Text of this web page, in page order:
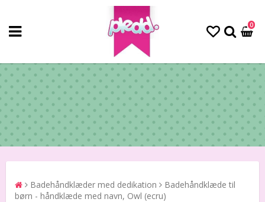
0
Badehåndklæder med dedikation
Badehåndklæde til
børn - håndklæde med navn, Owl (ecru)